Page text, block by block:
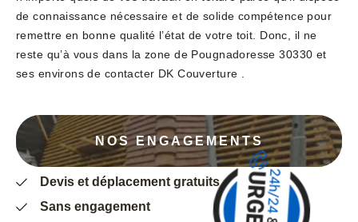
de connaissance nécessaire et de solide compétence pour
remettre en bonne qualité l’état de votre toit. Donc, il ne
reste qu’à vous dans la zone de Pougnadoresse 30330 et
ses environs de contacter DK Couverture .
NOS ENGAGEMENTS
Devis et déplacement gratuits
Sans engagement